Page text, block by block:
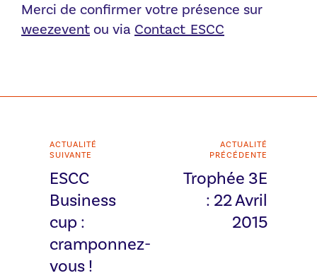
Merci de confirmer votre présence sur
weezeventou via Contact_ESCC
ACTUALITÉ
SUIVANTE
ESCC
Business
cup :
cramponnez-
vous !
ACTUALITÉ
PRÉCÉDENTE
Trophée 3E
: 22 Avril
2015